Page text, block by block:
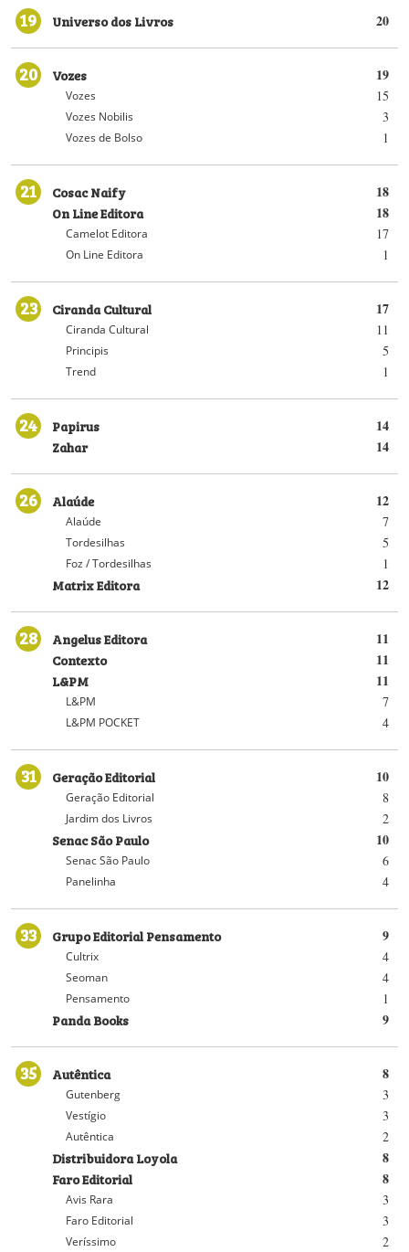
19 20
Universo dos Livros
20 19
Vozes
15
Vozes
3
Vozes Nobilis
1
Vozes de Bolso
21 18
Cosac Naify
18
On Line Editora
17
Camelot Editora
1
On Line Editora
23 17
Ciranda Cultural
11
Ciranda Cultural
5
Principis
1
Trend
24 14
Papirus
14
Zahar
26 12
Alaúde
7
Alaúde
5
Tordesilhas
1
Foz / Tordesilhas
12
Matrix Editora
28 11
Angelus Editora
11
Contexto
11
L&PM
7
L&PM
4
L&PM POCKET
31 10
Geração Editorial
8
Geração Editorial
2
Jardim dos Livros
10
Senac São Paulo
6
Senac São Paulo
4
Panelinha
33 9
Grupo Editorial Pensamento
4
Cultrix
4
Seoman
1
Pensamento
9
Panda Books
35 8
Autêntica
3
Gutenberg
3
Vestígio
2
Autêntica
8
Distribuidora Loyola
8
Faro Editorial
3
Avis Rara
3
Faro Editorial
2
Veríssimo